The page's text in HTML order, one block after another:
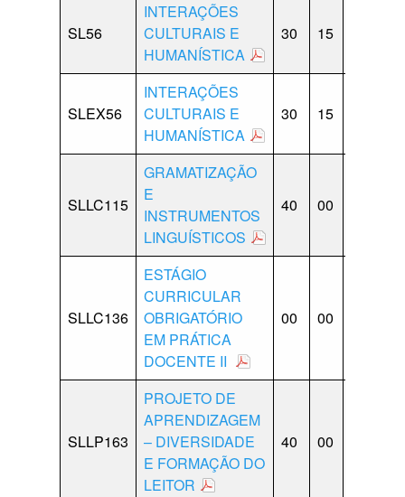
SL56
INTERAÇÕES
CULTURAIS E
HUMANÍSTICA
30 15
SLEX56
INTERAÇÕES
CULTURAIS E
HUMANÍSTICA
30 15
SLLC115
GRAMATIZAÇÃO
E
INSTRUMENTOS
LINGUÍSTICOS
40 00
SLLC136
ESTÁGIO
CURRICULAR
OBRIGATÓRIO
EM PRÁTICA
DOCENTE II
00 00
SLLP163
PROJETO DE
APRENDIZAGEM
– DIVERSIDADE
E FORMAÇÃO DO
LEITOR
40 00